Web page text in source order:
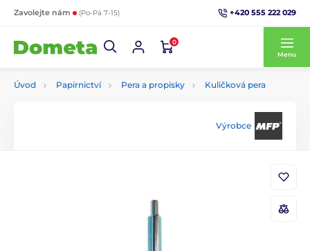
Zavolejte nám (Po-Pá 7-15) +420 555 222 029
0
Menu
Úvod Papírnictví Pera a propisky Kuličková pera
Výrobce